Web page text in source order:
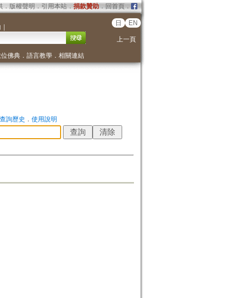
． 版權聲明 ． 引用本站． 捐款贊助．回首頁．
｜
日 EN
上一頁
佛典． 語言教學． 相關連結
查詢歷史 ． 使用說明